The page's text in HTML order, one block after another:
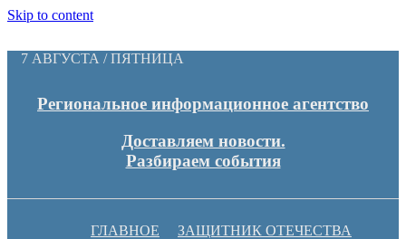
Skip to content
7 АВГУСТА / ПЯТНИЦА
Региональное информационное агентство
Доставляем новости.
Разбираем события
ГЛАВНОЕ ЗАЩИТНИК ОТЕЧЕСТВА